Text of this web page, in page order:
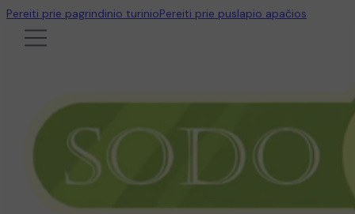
Pereiti prie pagrindinio turinioPereiti prie puslapio apačios